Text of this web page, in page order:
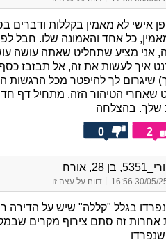
אישי לא מאמין בקללות ודברים
כל אחד והאמונה שלו. חבל
אני מציע שתחליט שאתה עושה
איך לעשות את זה, אל תבזבז
שיגרום לך להיפטר מכל הרגשות
שאחרי הטיהור הזה, מתחיל דף
שלך. בהצלחה
2
0
בן 28, אורח
30/05/25
| דווח על עצה זו
בגלל "קללה" שיש על הדירה